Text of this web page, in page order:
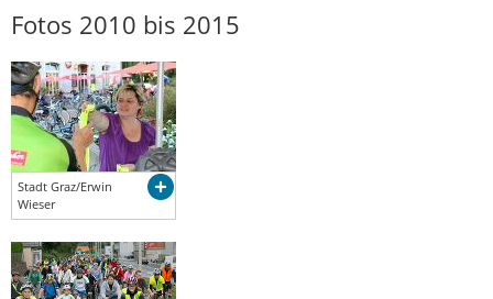
Fotos 2010 bis 2015
Stadt Graz/Erwin
Wieser